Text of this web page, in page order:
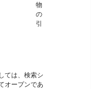
物
の
引
ては、検索シ
オープンであ